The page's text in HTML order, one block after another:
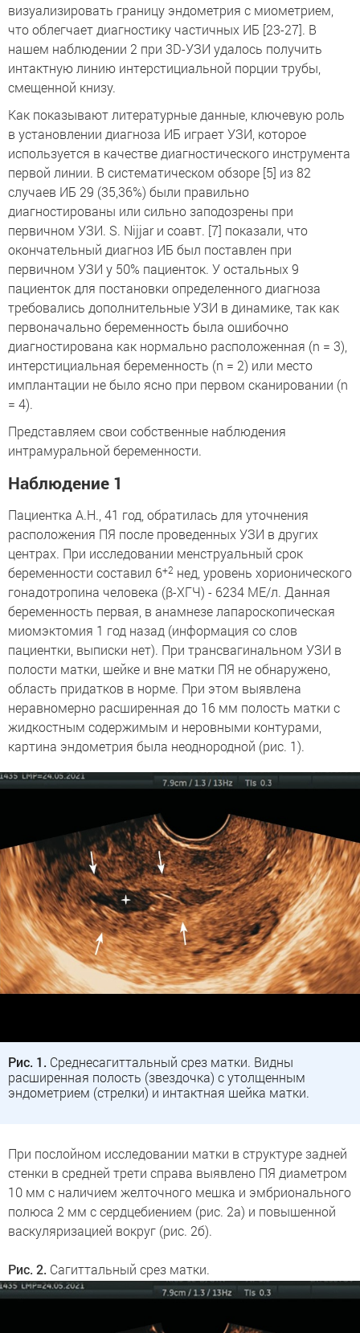
визуализировать границу эндометрия с миометрием,
что облегчает диагностику частичных ИБ [23-27]. В
нашем наблюдении 2 при 3D-УЗИ удалось получить
интактную линию интерстициальной порции трубы,
смещенной книзу.
Как показывают литературные данные, ключевую роль
в установлении диагноза ИБ играет УЗИ, которое
используется в качестве диагностического инструмента
первой линии. В систематическом обзоре [5] из 82
случаев ИБ 29 (35,36%) были правильно
диагностированы или сильно заподозрены при
первичном УЗИ. S. Nijjar и соавт. [7] показали, что
окончательный диагноз ИБ был поставлен при
первичном УЗИ у 50% пациенток. У остальных 9
пациенток для постановки определенного диагноза
требовались дополнительные УЗИ в динамике, так как
первоначально беременность была ошибочно
диагностирована как нормально расположенная (n = 3),
интерстициальная беременность (n = 2) или место
имплантации не было ясно при первом сканировании (n
= 4).
Представляем свои собственные наблюдения
интрамуральной беременности.
Наблюдение 1
Пациентка А.Н., 41 год, обратилась для уточнения
расположения ПЯ после проведенных УЗИ в других
центрах. При исследовании менструальный срок
беременности составил 6+2 нед, уровень хорионического
гонадотропина человека (β-ХГЧ) - 6234 МЕ/л. Данная
беременность первая, в анамнезе лапароскопическая
миомэктомия 1 год назад (информация со слов
пациентки, выписки нет). При трансвагинальном УЗИ в
полости матки, шейке и вне матки ПЯ не обнаружено,
область придатков в норме. При этом выявлена
неравномерно расширенная до 16 мм полость матки с
жидкостным содержимым и неровными контурами,
картина эндометрия была неоднородной (рис. 1).
Рис. 1. Среднесагиттальный срез матки. Видны
расширенная полость (звездочка) с утолщенным
эндометрием (стрелки) и интактная шейка матки.
При послойном исследовании матки в структуре задней
стенки в средней трети справа выявлено ПЯ диаметром
10 мм с наличием желточного мешка и эмбрионального
полюса 2 мм с сердцебиением (рис. 2а) и повышенной
васкуляризацией вокруг (рис. 2б).
Рис. 2. Сагиттальный срез матки.